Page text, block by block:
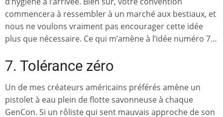
commencera à ressembler à un marché aux bestiaux, et
nous ne voulons vraiment pas encourager cette idée
plus que nécessaire. Ce qui m’amène à l’idée numéro 7…
7. Tolérance zéro
Un de mes créateurs américains préférés amène un
pistolet à eau plein de flotte savonneuse à chaque
GenCon. Si un rôliste qui sent mauvais approche de son